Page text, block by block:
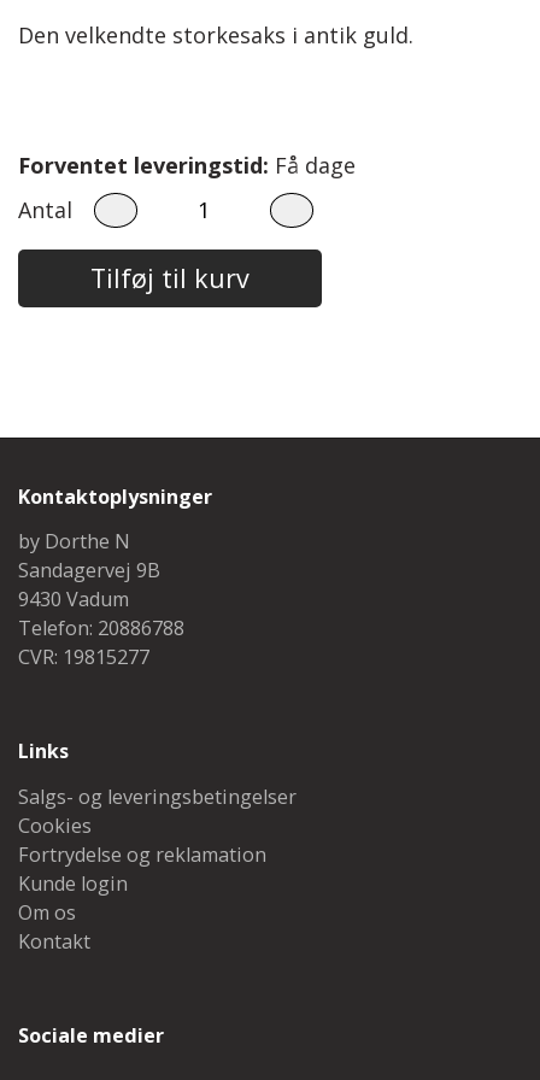
Bomuld 8/4
Herre
Steinbach Pinde
Projektposer
Projektposer
Penny Shopper
Den velkendte storkesaks i antik guld.
Forventet leveringstid: Få dage
Antal
Tilføj til kurv
Kontaktoplysninger
by Dorthe N
Sandagervej 9B
9430 Vadum
Telefon: 20886788
CVR: 19815277
Links
Salgs- og leveringsbetingelser
Cookies
Fortrydelse og reklamation
Kunde login
Om os
Kontakt
Sociale medier